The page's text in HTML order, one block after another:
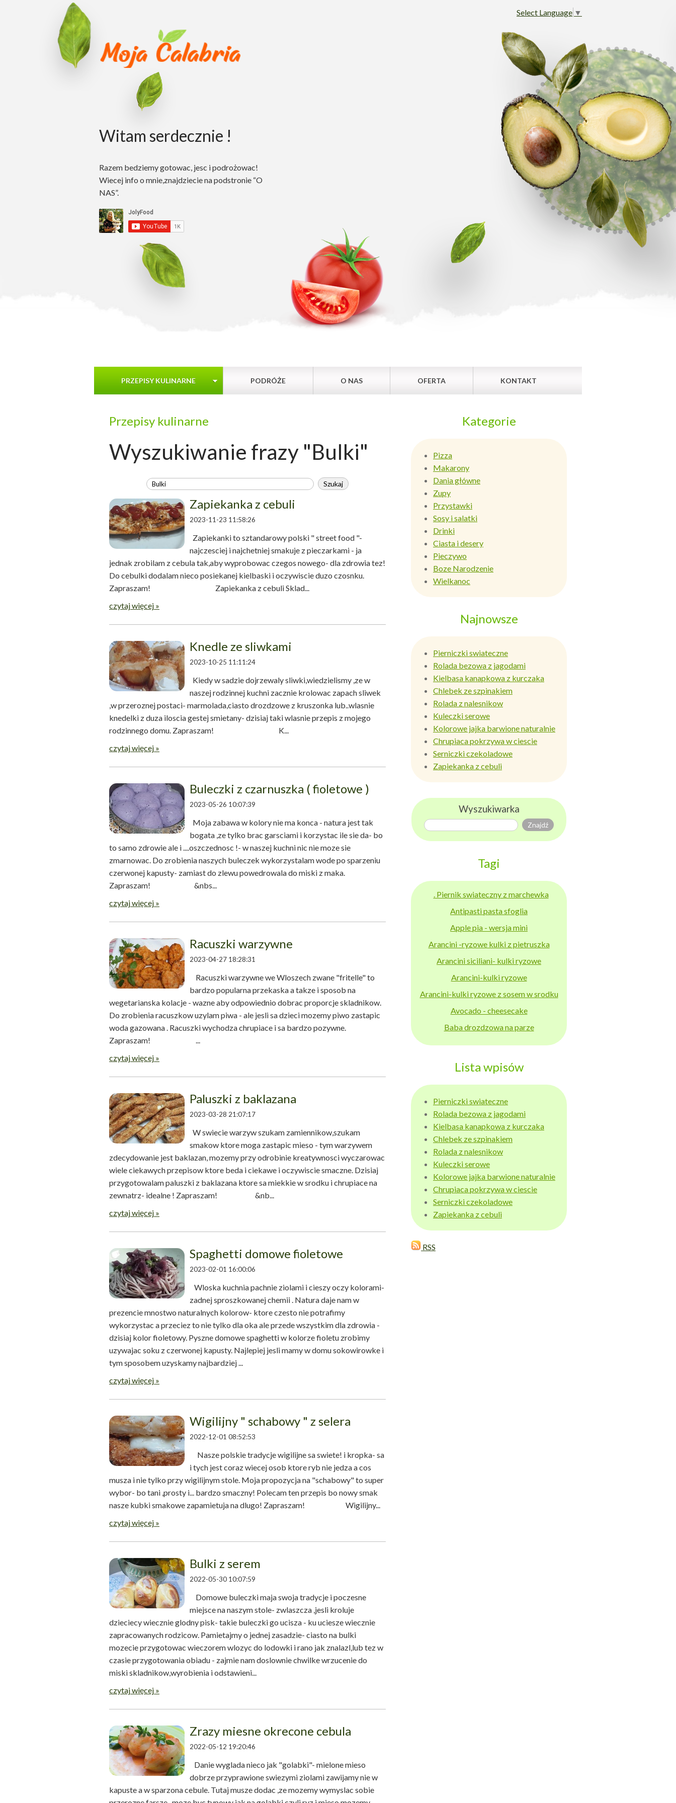
Witam serdecznie !
Razem bedziemy gotowac, jesc i podrożowac!
Wiecej info o mnie,znajdziecie na podstronie “O
NAS”.
Select Language ▼
PRZEPISY KULINARNE PODRÓŻE O NAS OFERTA KONTAKT
Przepisy kulinarne
Wyszukiwanie frazy "Bulki"
Zapiekanka z cebuli
2023-11-23 11:58:26
Zapiekanki to sztandarowy polski " street food "-
najczesciej i najchetniej smakuje z pieczarkami - ja
jednak zrobilam z cebula tak,aby wyprobowac czegos nowego- dla zdrowia tez!
Do cebulki dodalam nieco posiekanej kielbaski i oczywiscie duzo czosnku.
Zapraszam! Zapiekanka z cebuli Sklad...
czytaj więcej »
Knedle ze sliwkami
2023-10-25 11:11:24
Kiedy w sadzie dojrzewaly sliwki,wiedzielismy ,ze w
naszej rodzinnej kuchni zacznie krolowac zapach sliwek
,w przeroznej postaci- marmolada,ciasto drozdzowe z kruszonka lub..wlasnie
knedelki z duza iloscia gestej smietany- dzisiaj taki wlasnie przepis z mojego
rodzinnego domu. Zapraszam! K...
czytaj więcej »
Buleczki z czarnuszka ( fioletowe )
2023-05-26 10:07:39
Moja zabawa w kolory nie ma konca - natura jest tak
bogata ,ze tylko brac garsciami i korzystac ile sie da- bo
to samo zdrowie ale i ....oszczednosc !- w naszej kuchni nic nie moze sie
zmarnowac. Do zrobienia naszych buleczek wykorzystalam wode po sparzeniu
czerwonej kapusty- zamiast do zlewu powedrowala do miski z maka.
Zapraszam! &nbs...
czytaj więcej »
Racuszki warzywne
2023-04-27 18:28:31
Racuszki warzywne we Wloszech zwane "fritelle" to
bardzo popularna przekaska a takze i sposob na
wegetarianska kolacje - wazne aby odpowiednio dobrac proporcje skladnikow.
Do zrobienia racuszkow uzylam piwa - ale jesli sa dzieci mozemy piwo zastapic
woda gazowana . Racuszki wychodza chrupiace i sa bardzo pozywne.
Zapraszam! ...
czytaj więcej »
Paluszki z baklazana
2023-03-28 21:07:17
W swiecie warzyw szukam zamiennikow,szukam
smakow ktore moga zastapic mieso - tym warzywem
zdecydowanie jest baklazan, mozemy przy odrobinie kreatywnosci wyczarowac
wiele ciekawych przepisow ktore beda i ciekawe i oczywiscie smaczne. Dzisiaj
przygotowalam paluszki z baklazana ktore sa miekkie w srodku i chrupiace na
zewnatrz- idealne ! Zapraszam! &nb...
czytaj więcej »
Spaghetti domowe fioletowe
2023-02-01 16:00:06
Wloska kuchnia pachnie ziolami i cieszy oczy kolorami-
zadnej sproszkowanej chemii . Natura daje nam w
prezencie mnostwo naturalnych kolorow- ktore czesto nie potrafimy
wykorzystac a przeciez to nie tylko dla oka ale przede wszystkim dla zdrowia -
dzisiaj kolor fioletowy. Pyszne domowe spaghetti w kolorze fioletu zrobimy
uzywajac soku z czerwonej kapusty. Najlepiej jesli mamy w domu sokowirowke i
tym sposobem uzyskamy najbardziej ...
czytaj więcej »
Wigilijny " schabowy " z selera
2022-12-01 08:52:53
Nasze polskie tradycje wigilijne sa swiete! i kropka- sa
i tych jest coraz wiecej osob ktore ryb nie jedza a cos
musza i nie tylko przy wigilijnym stole. Moja propozycja na "schabowy" to super
wybor- bo tani ,prosty i... bardzo smaczny! Polecam ten przepis bo nowy smak
nasze kubki smakowe zapamietuja na dlugo! Zapraszam! Wigilijny...
czytaj więcej »
Bulki z serem
2022-05-30 10:07:59
Domowe buleczki maja swoja tradycje i poczesne
miejsce na naszym stole- zwlaszcza ,jesli kroluje
dzieciecy wiecznie glodny pisk- takie buleczki go ucisza - ku uciesze wiecznie
zapracowanych rodzicow. Pamietajmy o jednej zasadzie- ciasto na bulki
mozecie przygotowac wieczorem wlozyc do lodowki i rano jak znalazl,lub tez w
czasie przygotowania obiadu - zajmie nam doslownie chwilke wrzucenie do
miski skladnikow,wyrobienia i odstawieni...
czytaj więcej »
Zrazy miesne okrecone cebula
2022-05-12 19:20:46
Danie wyglada nieco jak "golabki"- mielone mieso
dobrze przyprawione swiezymi ziolami zawijamy nie w
kapuste a w sparzona cebule. Tutaj musze dodac ,ze mozemy wymyslac sobie
Kategorie
Pizza
Makarony
Dania główne
Zupy
Przystawki
Sosy i salatki
Drinki
Ciasta i desery
Pieczywo
Boze Narodzenie
Wielkanoc
Najnowsze
Pierniczki swiateczne
Rolada bezowa z jagodami
Kielbasa kanapkowa z kurczaka
Chlebek ze szpinakiem
Rolada z nalesnikow
Kuleczki serowe
Kolorowe jajka barwione naturalnie
Chrupiaca pokrzywa w ciescie
Serniczki czekoladowe
Zapiekanka z cebuli
Wyszukiwarka
Tagi
. Piernik swiateczny z marchewka
Antipasti pasta sfoglia
Apple pia - wersja mini
Arancini -ryzowe kulki z pietruszka
Arancini siciliani- kulki ryzowe
Arancini-kulki ryzowe
Arancini-kulki ryzowe z sosem w srodku
Avocado - cheesecake
Baba drozdzowa na parze
Lista wpisów
Pierniczki swiateczne
Rolada bezowa z jagodami
Kielbasa kanapkowa z kurczaka
Chlebek ze szpinakiem
Rolada z nalesnikow
Kuleczki serowe
Kolorowe jajka barwione naturalnie
Chrupiaca pokrzywa w ciescie
Serniczki czekoladowe
Zapiekanka z cebuli
RSS